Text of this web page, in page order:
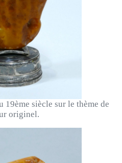
19ème siècle sur le thème de
originel.